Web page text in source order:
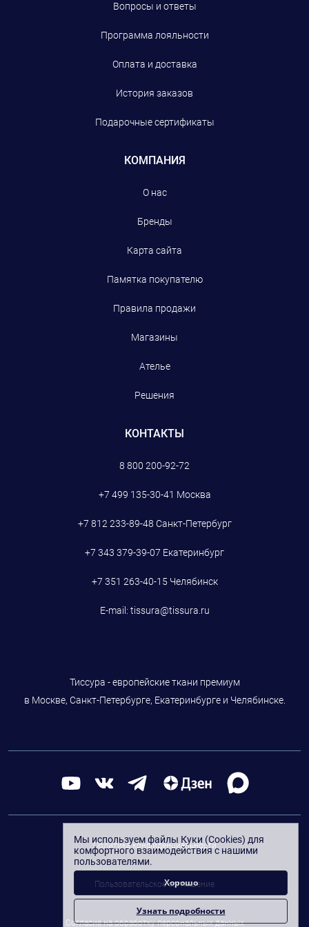
Вопросы и ответы
Программа лояльности
Оплата и доставка
История заказов
Подарочные сертификаты
КОМПАНИЯ
О нас
Бренды
Карта сайта
Памятка покупателю
Правила продажи
Магазины
Ателье
Решения
КОНТАКТЫ
8 800 200-92-72
+7 499 135-30-41 Москва
+7 812 233-89-48 Санкт-Петербург
+7 343 379-39-07 Екатеринбург
+7 351 263-40-15 Челябинск
E-mail: tissura@tissura.ru
Тиссура - европейские ткани премиум
в Москве, Санкт-Петербурге, Екатеринбурге и Челябинске.
Политика конфиденциальности
Пользовательское соглашение
Согласие на обработку персональных данных
Мы используем файлы Куки (Cookies) для
комфортного взаимодействия с нашими
пользователями.
Хорошо
Узнать подробности